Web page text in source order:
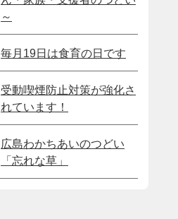
～
毎月19日は食育の日です
受動喫煙防止対策が強化さ
れています！
広島わかちあいのつどい
「忘れな草」